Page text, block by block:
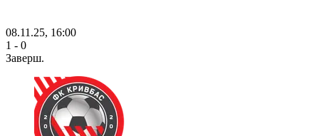
08.11.25, 16:00
1 - 0
Заверш.